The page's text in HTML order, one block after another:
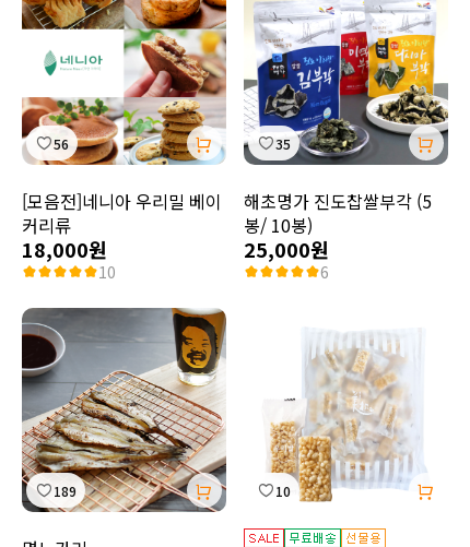
56
[모음전]네니아 우리밀 베이
커리류
18,000원
10
35
해초명가 진도찹쌀부각 (5
봉/ 10봉)
25,000원
6
189 10